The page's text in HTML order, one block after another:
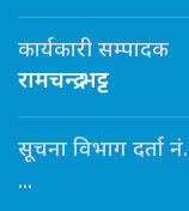
कार्यकारी सम्पादक
रामचन्द्र भट्ट
सूचना विभाग दर्ता नं.
...